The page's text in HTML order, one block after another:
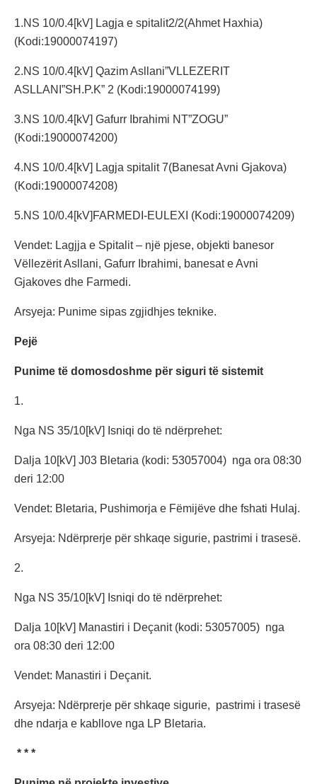
1.NS 10/0.4[kV] Lagja e spitalit2/2(Ahmet Haxhia)
(Kodi:19000074197)
2.NS 10/0.4[kV] Qazim Asllani”VLLEZERIT
ASLLANI”SH.P.K” 2 (Kodi:19000074199)
3.NS 10/0.4[kV] Gafurr Ibrahimi NT”ZOGU”
(Kodi:19000074200)
4.NS 10/0.4[kV] Lagja spitalit 7(Banesat Avni Gjakova)
(Kodi:19000074208)
5.NS 10/0.4[kV]FARMEDI-EULEXI (Kodi:19000074209)
Vendet: Lagjja e Spitalit – një pjese, objekti banesor
Vëllezërit Asllani, Gafurr Ibrahimi, banesat e Avni
Gjakoves dhe Farmedi.
Arsyeja: Punime sipas zgjidhjes teknike.
Pejë
Punime të domosdoshme për siguri të sistemit
1.
Nga NS 35/10[kV] Isniqi do të ndërprehet:
Dalja 10[kV] J03 Bletaria (kodi: 53057004) nga ora 08:30
deri 12:00
Vendet: Bletaria, Pushimorja e Fëmijëve dhe fshati Hulaj.
Arsyeja: Ndërprerje për shkaqe sigurie, pastrimi i trasesë.
2.
Nga NS 35/10[kV] Isniqi do të ndërprehet:
Dalja 10[kV] Manastiri i Deçanit (kodi: 53057005) nga
ora 08:30 deri 12:00
Vendet: Manastiri i Deçanit.
Arsyeja: Ndërprerje për shkaqe sigurie, pastrimi i trasesë
dhe ndarja e kabllove nga LP Bletaria.
* * *